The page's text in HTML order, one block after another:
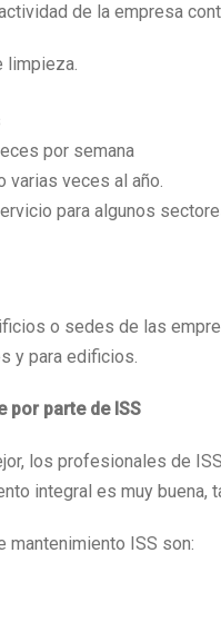
de la empresa
limpieza.
por semana
varias veces al año.
para algunos
o sedes de las
y para edificios.
por parte de ISS
los profesionales de
integral es muy buena,
ISS son: